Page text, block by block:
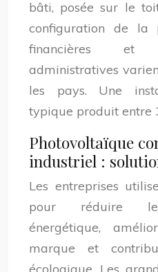
bâti, posée sur le
configuration de la
financières et
administratives
les pays. Une
typique produit entre
Photovoltaïque
industriel :
Les entreprises
pour réduire
énergétique,
marque et